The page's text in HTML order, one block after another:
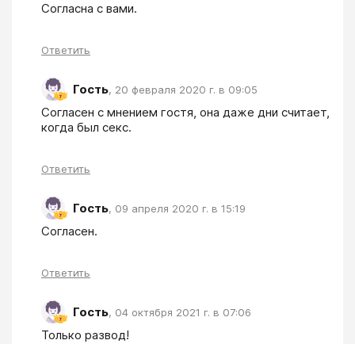
Согласна с вами.
Ответить
Гость, 20 февраля 2020 г. в 09:05
Согласен с мнением гостя, она даже дни считает,
когда был секс.
Ответить
Гость, 09 апреля 2020 г. в 15:19
Согласен.
Ответить
Гость, 04 октября 2021 г. в 07:06
Только развод!